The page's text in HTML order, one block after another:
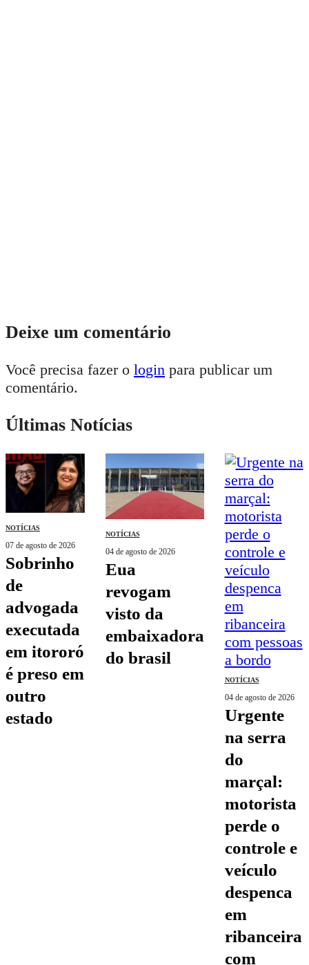
Deixe um comentário
Você precisa fazer o login para publicar um
comentário.
Últimas Notícias
NOTÍCIAS
07 de agosto de 2026
sobrinho
de
advogada
executada
em itororó
é preso em
outro
estado
NOTÍCIAS
04 de agosto de 2026
eua
revogam
visto da
embaixadora
do brasil
NOTÍCIAS
04 de agosto de 2026
urgente
na serra
do
marçal:
motorista
perde o
controle e
veículo
despenca
em
ribanceira
com